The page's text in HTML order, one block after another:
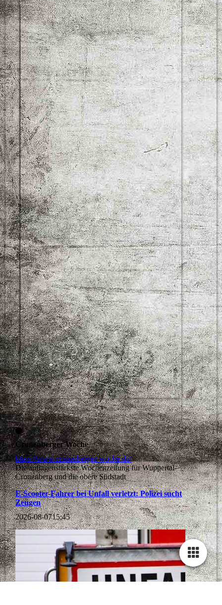
Cronenberger Woche
https://www.cronenberger-woche.de/
Die auflagenstärkste Wochenzeitung für Wuppertal-
Cronenberg und die obere Südstadt
E-Scooter-Fahrer bei Unfall verletzt: Polizei sucht
Zeugen
2026-08-0715:45